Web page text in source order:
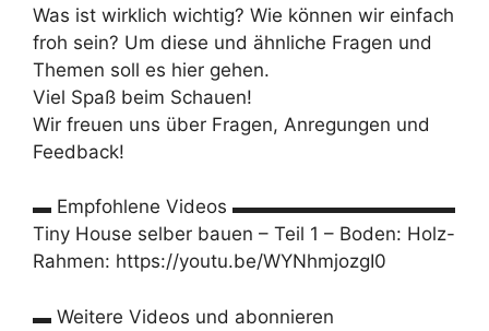
Was ist wirklich wichtig? Wie können wir einfach
froh sein? Um diese und ähnliche Fragen und
Themen soll es hier gehen.
Viel Spaß beim Schauen!
Wir freuen uns über Fragen, Anregungen und
Feedback!
▬ Empfohlene Videos ▬▬▬▬▬▬▬▬▬▬▬▬
Tiny House selber bauen – Teil 1 – Boden: Holz-
Rahmen: https://youtu.be/WYNhmjozgI0
▬ Weitere Videos und abonnieren